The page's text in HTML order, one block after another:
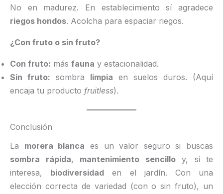
No en madurez. En establecimiento sí agradece
riegos hondos. Acolcha para espaciar riegos.
¿Con fruto o sin fruto?
Con fruto: más fauna y estacionalidad.
Sin fruto: sombra limpia en suelos duros. (Aquí
encaja tu producto fruitless).
Conclusión
La morera blanca es un valor seguro si buscas
sombra rápida, mantenimiento sencilloy, si te
interesa, biodiversidad en el jardín. Con una
elección correcta de variedad (con o sin fruto), un